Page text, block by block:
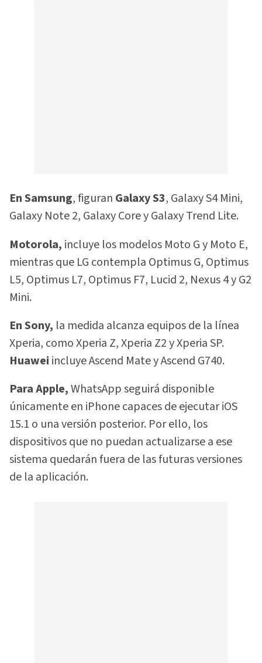
En Samsung, figuran Galaxy S3, Galaxy S4 Mini,
Galaxy Note 2, Galaxy Core y Galaxy Trend Lite.
Motorola, incluye los modelos Moto G y Moto E,
mientras que LG contempla Optimus G, Optimus
L5, Optimus L7, Optimus F7, Lucid 2, Nexus 4 y G2
Mini.
En Sony, la medida alcanza equipos de la línea
Xperia, como Xperia Z, Xperia Z2 y Xperia SP.
Huawei incluye Ascend Mate y Ascend G740.
Para Apple,WhatsApp seguirá disponible
únicamente en iPhone capaces de ejecutar iOS
15.1 o una versión posterior. Por ello, los
dispositivos que no puedan actualizarse a ese
sistema quedarán fuera de las futuras versiones
de la aplicación.